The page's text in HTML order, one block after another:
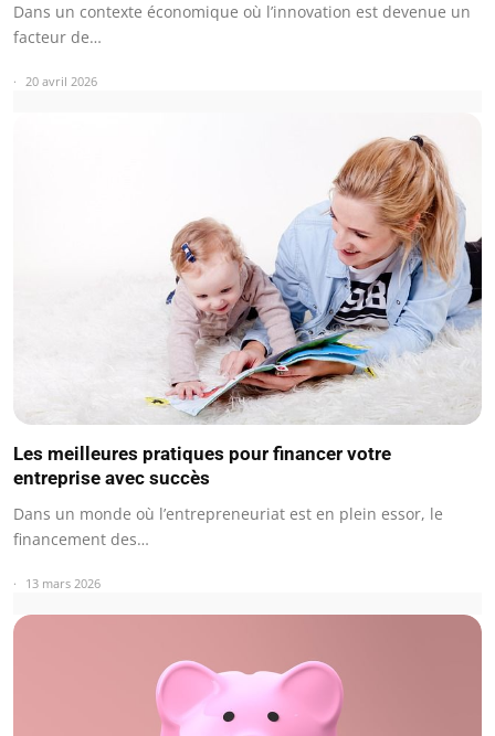
Dans un contexte économique où l’innovation est devenue un
facteur de…
20 avril 2026
Les meilleures pratiques pour financer votre
entreprise avec succès
Dans un monde où l’entrepreneuriat est en plein essor, le
financement des…
13 mars 2026